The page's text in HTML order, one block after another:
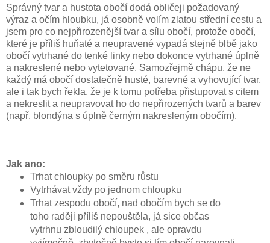
Správný tvar a hustota obočí dodá obličeji požadovaný
výraz a očím hloubku, já osobně volím zlatou střední cestu a
jsem pro co nejpřirozenější tvar a sílu obočí, protože obočí,
které je příliš huňaté a neupravené vypadá stejně blbě jako
obočí vytrhané do tenké linky nebo dokonce vytrhané úplně
a nakreslené nebo vytetované. Samozřejmě chápu, že ne
každý má obočí dostatečně husté, barevné a vyhovující tvar,
ale i tak bych řekla, že je k tomu potřeba přistupovat s citem
a nekreslit a neupravovat ho do nepřirozených tvarů a barev
(např. blondýna s úplně černým nakresleným obočím).
Jak ano:
Trhat chloupky po směru růstu
Vytrhávat vždy po jednom chloupku
Trhat zespodu obočí, nad obočím bych se do
toho raději příliš nepouštěla, já sice občas
vytrhnu zbloudilý chloupek , ale opravdu